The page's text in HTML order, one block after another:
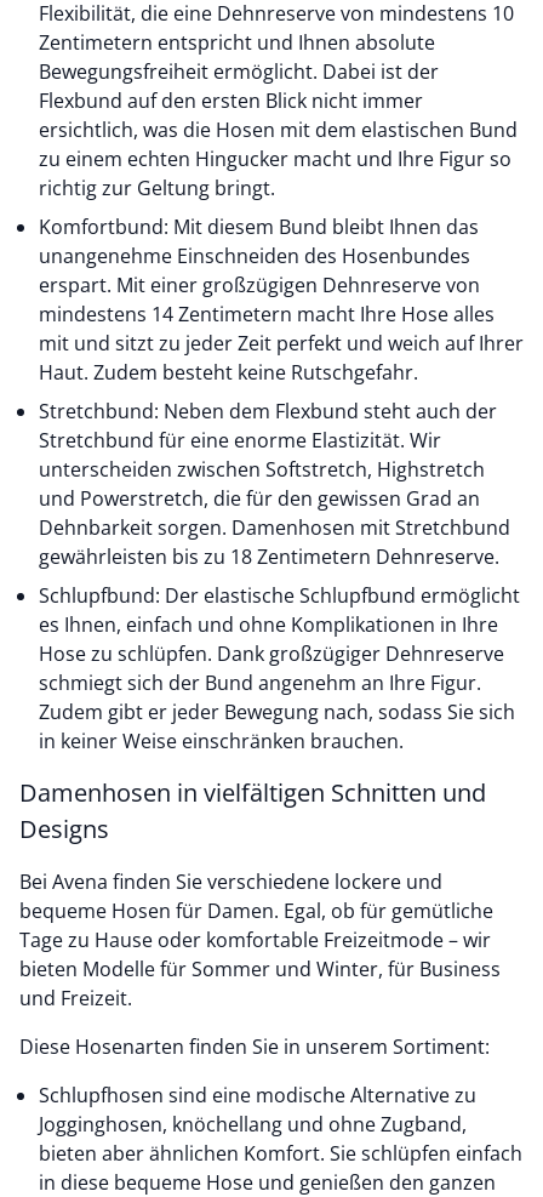
Flexibilität, die eine Dehnreserve von mindestens 10
Zentimetern entspricht und Ihnen absolute
Bewegungsfreiheit ermöglicht. Dabei ist der
Flexbund auf den ersten Blick nicht immer
ersichtlich, was die Hosen mit dem elastischen Bund
zu einem echten Hingucker macht und Ihre Figur so
richtig zur Geltung bringt.
Komfortbund: Mit diesem Bund bleibt Ihnen das
unangenehme Einschneiden des Hosenbundes
erspart. Mit einer großzügigen Dehnreserve von
mindestens 14 Zentimetern macht Ihre Hose alles
mit und sitzt zu jeder Zeit perfekt und weich auf Ihrer
Haut. Zudem besteht keine Rutschgefahr.
Stretchbund: Neben dem Flexbund steht auch der
Stretchbund für eine enorme Elastizität. Wir
unterscheiden zwischen Softstretch, Highstretch
und Powerstretch, die für den gewissen Grad an
Dehnbarkeit sorgen. Damenhosen mit Stretchbund
gewährleisten bis zu 18 Zentimetern Dehnreserve.
Schlupfbund: Der elastische Schlupfbund ermöglicht
es Ihnen, einfach und ohne Komplikationen in Ihre
Hose zu schlüpfen. Dank großzügiger Dehnreserve
schmiegt sich der Bund angenehm an Ihre Figur.
Zudem gibt er jeder Bewegung nach, sodass Sie sich
in keiner Weise einschränken brauchen.
Damenhosen in vielfältigen Schnitten und
Designs
Bei Avena finden Sie verschiedene lockere und
bequeme Hosen für Damen. Egal, ob für gemütliche
Tage zu Hause oder komfortable Freizeitmode – wir
bieten Modelle für Sommer und Winter, für Business
und Freizeit.
Diese Hosenarten finden Sie in unserem Sortiment:
Schlupfhosen sind eine modische Alternative zu
Jogginghosen, knöchellang und ohne Zugband,
bieten aber ähnlichen Komfort. Sie schlüpfen einfach
in diese bequeme Hose und genießen den ganzen